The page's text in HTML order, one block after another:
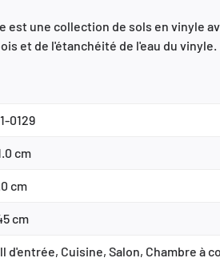
est une collection de sols en vinyle
et de l'étanchéité de l'eau du vinyle.
0129
cm
cm
cm
d'entrée, Cuisine, Salon, Chambre à